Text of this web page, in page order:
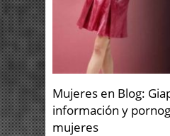
Mujeres en Blog:
información y
mujeres